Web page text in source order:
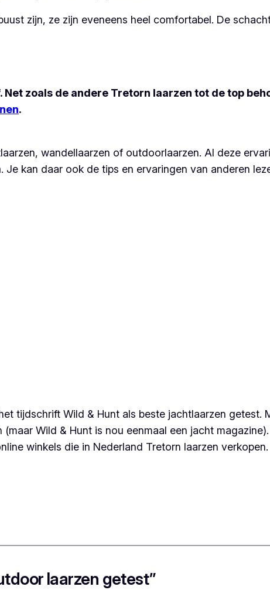
zijn, ze zijn eveneens heel comfortabel. De
zoals de andere Tretorn laarzen tot de top
.
wandellaarzen of outdoorlaarzen. Al deze
kan daar ook de tips en ervaringen van anderen
tijdschrift Wild & Hunt als beste jachtlaarzen getest.
Wild & Hunt is nou eenmaal een jacht
winkels die in Nederland Tretorn laarzen verkopen.
laarzen getest”